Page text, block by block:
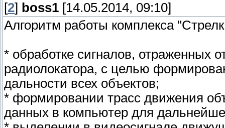
[2] boss1 [14.05.2014, 09:10]
Алгоритм работы комплекса
* обработке сигналов, отраженных
радиолокатора, с целью
дальности всех объектов;
* формировании трасс движения
данных в компьютер для